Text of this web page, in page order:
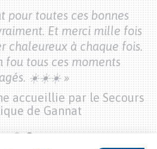
pour toutes ces bonnes
Et merci mille fois
chaleureux à chaque fois.
fou tous ces moments
☀️☀️☀️ »
accueillie par le Secours
de Gannat